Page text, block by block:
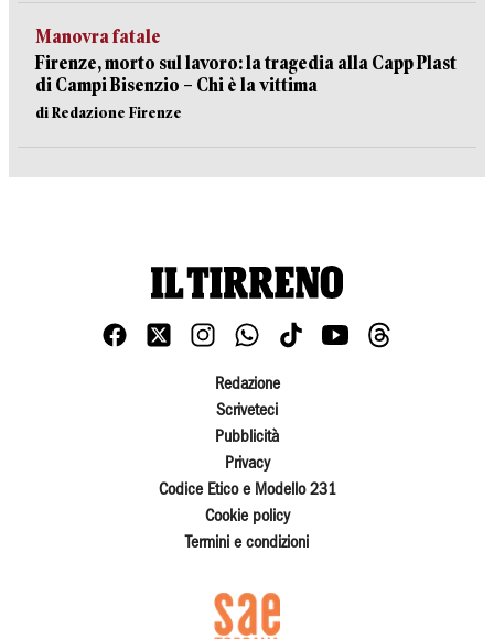
Manovra fatale
Firenze, morto sul lavoro: la tragedia alla Capp Plast
di Campi Bisenzio – Chi è la vittima
di Redazione Firenze
Redazione
Scriveteci
Pubblicità
Privacy
Codice Etico e Modello 231
Cookie policy
Termini e condizioni